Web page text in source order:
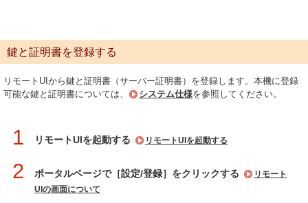
鍵と証明書を登録する
リモートUIから鍵と証明書（サーバー証明書）を登録します。本機に登録
可能な鍵と証明書については、
システム仕様を参照してください。
1 リモートUIを起動する リモートUIを起動する
2 ポータルページで［設定/登録］をクリックする
リモート
UIの画面について